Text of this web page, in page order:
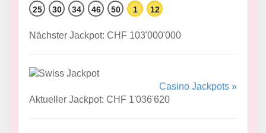
25 30 34 46 50 1 12
Nächster Jackpot: CHF 103'000'000
Casino Jackpots »
Aktueller Jackpot: CHF 1'036'620